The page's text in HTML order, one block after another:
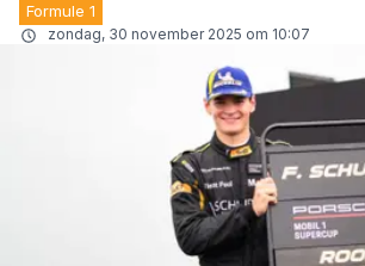
Formule 1
zondag, 30 november 2025 om 10:07